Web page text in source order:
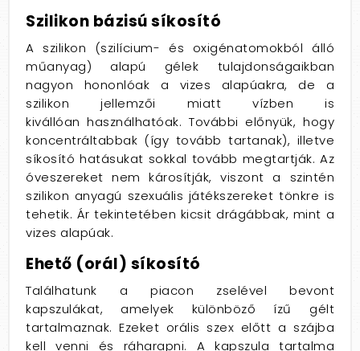
Szilikon bázisú síkosító
A szilikon (szilícium- és oxigénatomokból álló
műanyag) alapú gélek tulajdonságaikban
nagyon hononlóak a vizes alapúakra, de a
szilikon jellemzői miatt vízben is
kivállóan használhatóak. További előnyük, hogy
koncentráltabbak (így tovább tartanak), illetve
síkosító hatásukat sokkal tovább megtartják. Az
óveszereket nem károsítják, viszont a szintén
szilikon anyagú szexuális játékszereket tönkre is
tehetik. Ár tekintetében kicsit drágábbak, mint a
vizes alapúak.
Ehető (o­rál) síkosító
Találhatunk a piacon zselével bevont
kapszulákat, amelyek különböző ízű gélt
tartalmaznak. Ezeket o­rális szex előtt a szájba
kell venni és ráharapni. A kapszula tartalma